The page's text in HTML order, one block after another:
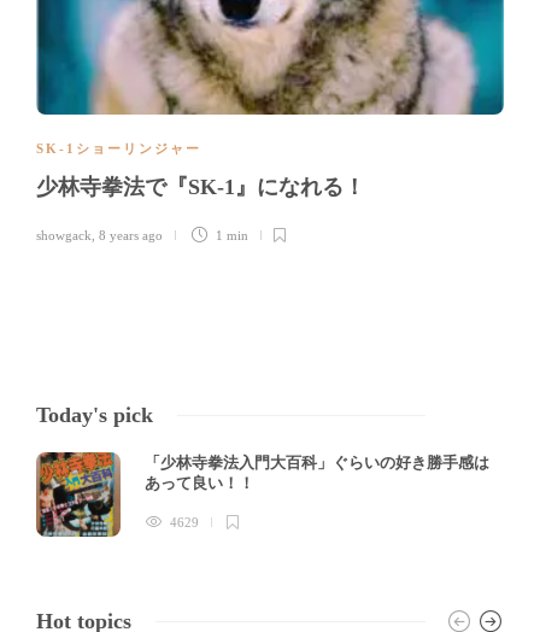
SK-1ショーリンジャー
少林寺拳法で『SK-1』になれる！
showgack 8 years ago 1 min
Today's pick
「少林寺拳法入門大百科」ぐらいの好き勝手感は
あって良い！！
4629
Hot topics